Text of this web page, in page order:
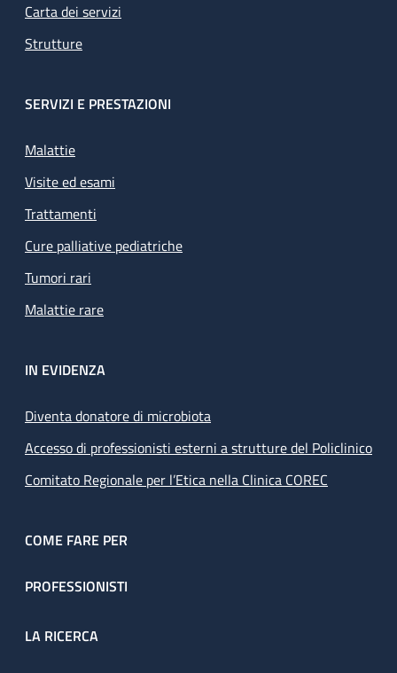
Carta dei servizi
Strutture
SERVIZI E PRESTAZIONI
Malattie
Visite ed esami
Trattamenti
Cure palliative pediatriche
Tumori rari
Malattie rare
IN EVIDENZA
Diventa donatore di microbiota
Accesso di professionisti esterni a strutture del Policlinico
Comitato Regionale per l’Etica nella Clinica COREC
COME FARE PER
PROFESSIONISTI
LA RICERCA